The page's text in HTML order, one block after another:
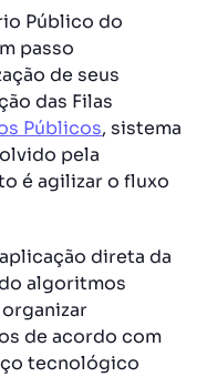
Público do
passo
de seus
das Filas
Públicos, sistema
pela
é agilizar o fluxo
direta da
algoritmos
de acordo com
tecnológico